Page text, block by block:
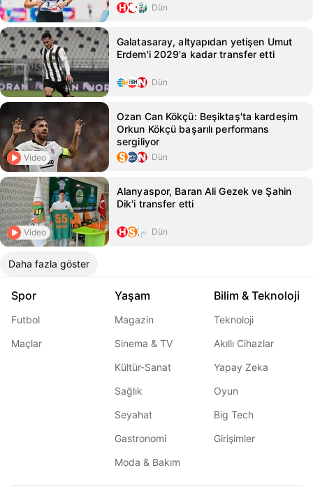
Dün
Galatasaray, altyapıdan yetişen Umut
Erdem'i 2029'a kadar transfer etti
Dün
Video
Ozan Can Kökçü: Beşiktaş'ta kardeşim
Orkun Kökçü başarılı performans
sergiliyor
Dün
Video
Alanyaspor, Baran Ali Gezek ve Şahin
Dik'i transfer etti
Dün
Daha fazla göster
Spor
Futbol
Maçlar
Yaşam
Magazin
Sinema & TV
Kültür-Sanat
Sağlık
Seyahat
Gastronomi
Moda & Bakım
Bilim & Teknoloji
Teknoloji
Akıllı Cihazlar
Yapay Zeka
Oyun
Big Tech
Girişimler